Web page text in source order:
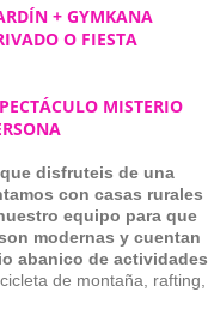
+ GYMKANA
O FIESTA
MISTERIO
disfruteis de una
con casas rurales
equipo para que
modernas y cuentan
abanico de actividades
de montaña, rafting,